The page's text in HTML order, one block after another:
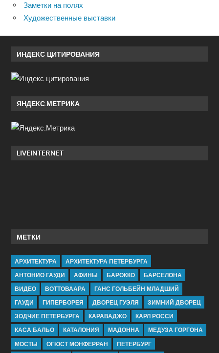
Заметки на полях
Художественные выставки
ИНДЕКС ЦИТИРОВАНИЯ
ЯНДЕКС.МЕТРИКА
LIVEINTERNET
МЕТКИ
АРХИТЕКТУРА
АРХИТЕКТУРА ПЕТЕРБУРГА
АНТОНИО ГАУДИ
АФИНЫ БАРОККО
БАРСЕЛОНА
ВИДЕО
ВОТТОВААРА
ГАНС ГОЛЬБЕЙН МЛАДШИЙ
ГАУДИ
ГИПЕРБОРЕЯ ДВОРЕЦ ГУЭЛЯ
ЗИМНИЙ ДВОРЕЦ
ЗОДЧИЕ ПЕТЕРБУРГА
КАРАВАДЖО
КАРЛ РОССИ
КАСА БАЛЬО
КАТАЛОНИЯ МАДОННА
МЕДУЗА ГОРГОНА
МОСТЫ
ОГЮСТ МОНФЕРРАН ПЕТЕРБУРГ